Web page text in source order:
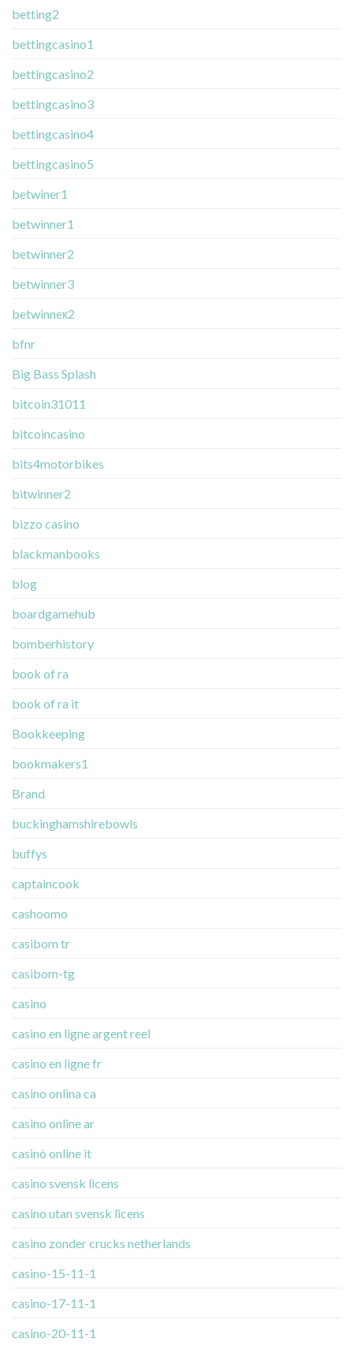
betting2
bettingcasino1
bettingcasino2
bettingcasino3
bettingcasino4
bettingcasino5
betwiner1
betwinner1
betwinner2
betwinner3
betwinneк2
bfnr
Big Bass Splash
bitcoin31011
bitcoincasino
bits4motorbikes
bitwinner2
bizzo casino
blackmanbooks
blog
boardgamehub
bomberhistory
book of ra
book of ra it
Bookkeeping
bookmakers1
Brand
buckinghamshirebowls
buffys
captaincook
cashoomo
casibom tr
casibom-tg
casino
casino en ligne argent reel
casino en ligne fr
casino onlina ca
casino online ar
casinò online it
casino svensk licens
casino utan svensk licens
casino zonder crucks netherlands
casino-15-11-1
casino-17-11-1
casino-20-11-1